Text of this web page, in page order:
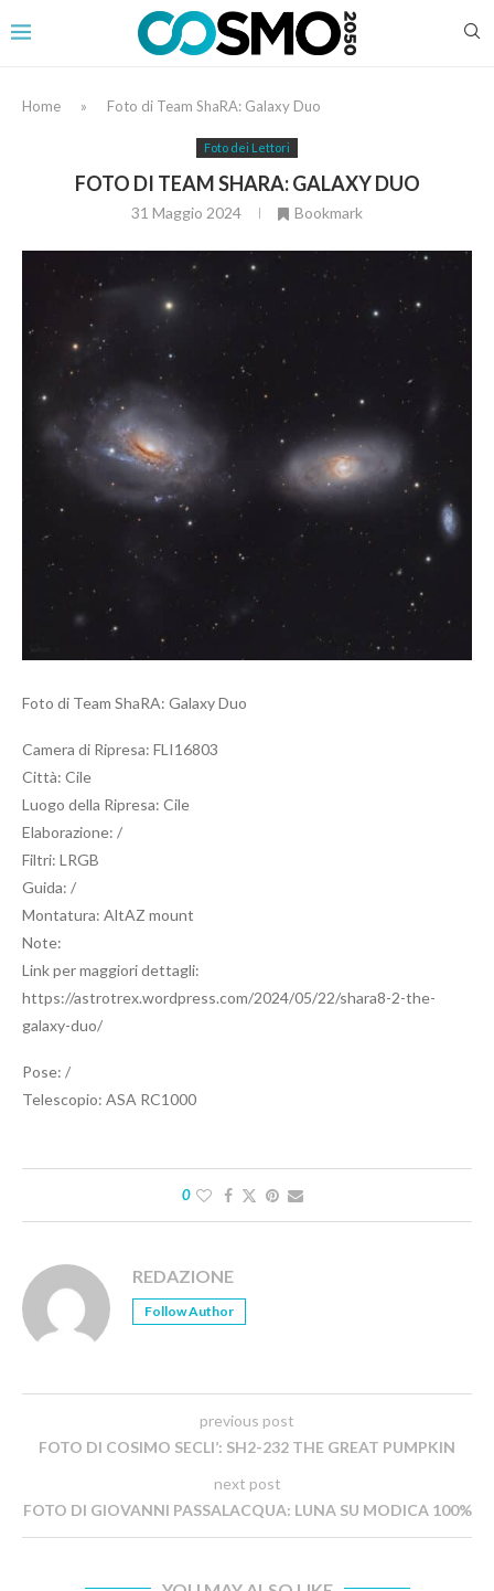
Home » Foto di Team ShaRA: Galaxy Duo
Foto dei Lettori
FOTO DI TEAM SHARA: GALAXY DUO
31 Maggio 2024 Bookmark
Foto di Team ShaRA: Galaxy Duo
Camera di Ripresa: FLI16803
Città: Cile
Luogo della Ripresa: Cile
Elaborazione: /
Filtri: LRGB
Guida: /
Montatura: AltAZ mount
Note:
Link per maggiori dettagli:
https://astrotrex.wordpress.com/2024/05/22/shara8-2-the-
galaxy-duo/
Pose: /
Telescopio: ASA RC1000
0
REDAZIONE
Follow Author
previous post
FOTO DI COSIMO SECLI’: SH2-232 THE GREAT PUMPKIN
next post
FOTO DI GIOVANNI PASSALACQUA: LUNA SU MODICA 100%